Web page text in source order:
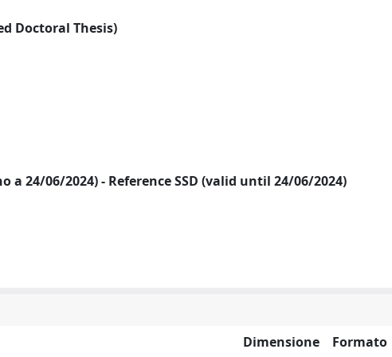
Doctoral Thesis)
24/06/2024) - Reference SSD (valid until 24/06/2024)
Dimensione Formato